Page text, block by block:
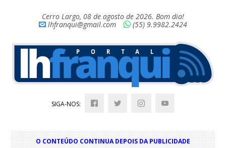
Cerro Largo, 08 de agosto de 2026. Bom dia!
lhfranqui@gmail.com
(55) 9.9982.2424
SIGA-NOS:
O CONTEÚDO CONTINUA DEPOIS DA PUBLICIDADE